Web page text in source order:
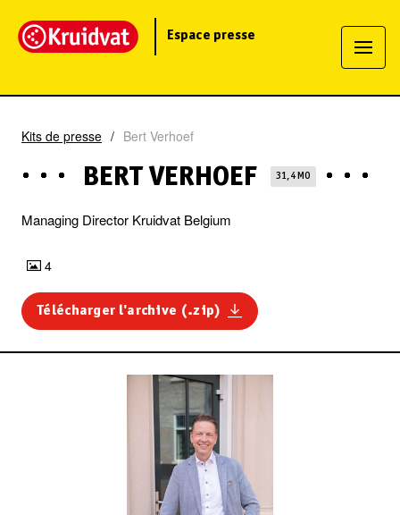
Espace presse
Kits de presse Bert Verhoef
BERT VERHOEF 31,4 MO
Managing Director Kruidvat Belgium
4
Télécharger l'archive (.zip)